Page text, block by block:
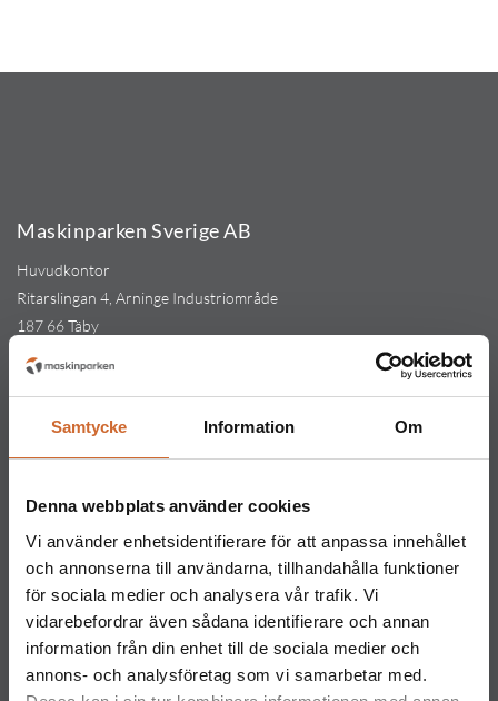
Samtycke Information Om
Denna webbplats använder cookies
Vi använder enhetsidentifierare för att anpassa innehållet
och annonserna till användarna, tillhandahålla funktioner
för sociala medier och analysera vår trafik. Vi
vidarebefordrar även sådana identifierare och annan
information från din enhet till de sociala medier och
annons- och analysföretag som vi samarbetar med.
Maskinparken Sverige AB
Huvudkontor
Ritarslingan 4, Arninge Industriområde
187 66 Täby
Tel:
Orgnr: 559217-5763
Kontakt
Maskinparken Stockholm
stockholm@maskinparken.se
Maskinparken Göteborg
031-711 30 10
goteborg@maskinparken.se
Maskinparken Malmö
040-40 40 20